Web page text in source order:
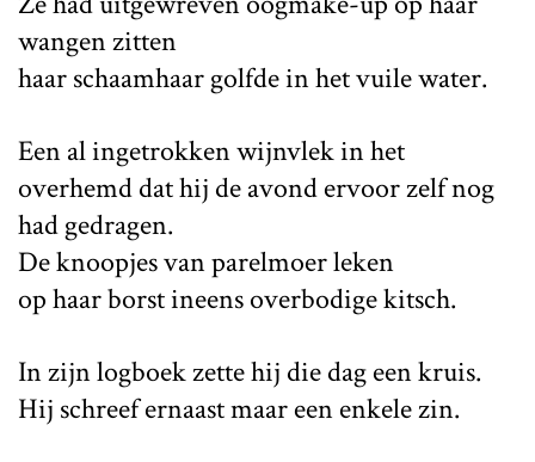
wangen zitten
haar schaamhaar golfde in het vuile water.
Een al ingetrokken wijnvlek in het
overhemd dat hij de avond ervoor zelf nog
had gedragen.
De knoopjes van parelmoer leken
op haar borst ineens overbodige kitsch.
In zijn logboek zette hij die dag een kruis.
Hij schreef ernaast maar een enkele zin.